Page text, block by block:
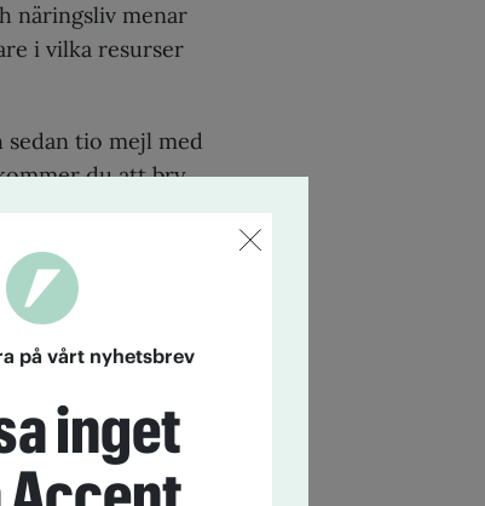
näringsliv menar
i vilka resurser
sedan tio mejl med
du att bry
betyda att det
bero på att det
mobilisera.
att påverka
till EU-
vända sig
möjligheter
på vårt nyhetsbrev
inget